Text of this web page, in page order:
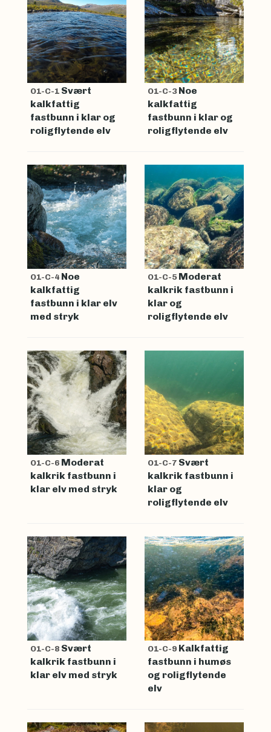
O1-C-1 Svært
kalkfattig
fastbunn i klar og
roligflytende elv
O1-C-3Noe
kalkfattig
fastbunn i klar og
roligflytende elv
O1-C-4 Noe
kalkfattig
fastbunn i klar elv
med stryk
O1-C-5Moderat
kalkrik fastbunn i
klar og
roligflytende elv
O1-C-6 Moderat
kalkrik fastbunn i
klar elv med stryk
O1-C-7 Svært
kalkrik fastbunn i
klar og
roligflytende elv
O1-C-8 Svært
kalkrik fastbunn i
klar elv med stryk
O1-C-9 Kalkfattig
fastbunn i humøs
og roligflytende
elv